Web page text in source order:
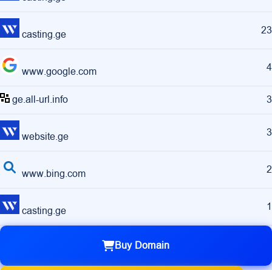
casting.ge 23
www.google.com 4
ge.all-url.info 3
website.ge 3
www.bing.com 2
casting.ge 1
Buy Domain